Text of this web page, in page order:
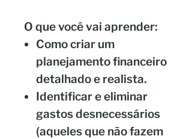
O que você vai aprender:
Como criar um
planejamento financeiro
detalhadoe realista.
Identificar e eliminar
gastos desnecessários
(aqueles que não fazem